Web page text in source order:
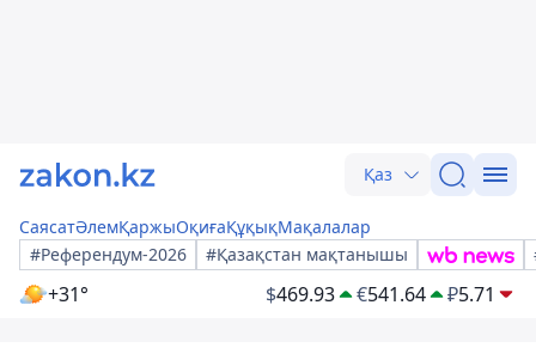
Қаз
СаясатӘлемҚаржыОқиғаҚұқықМақалалар
#Референдум-2026
#Қазақстан мақтанышы
+31° $469.93 €541.64 ₽5.71